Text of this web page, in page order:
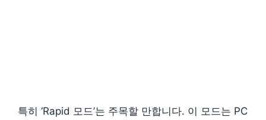
특히 ‘Rapid 모드’는 주목할 만합니다. 이 모드는 PC